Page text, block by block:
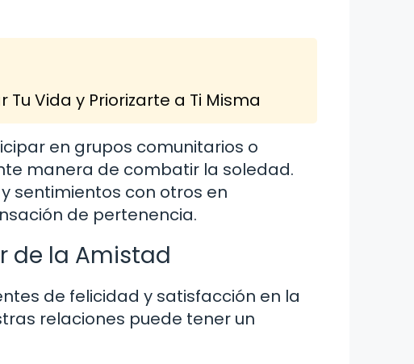
Vida y Priorizarte a Ti Misma
en grupos comunitarios o
manera de combatir la soledad.
sentimientos con otros en
de pertenencia.
de la Amistad
de felicidad y satisfacción en la
relaciones puede tener un